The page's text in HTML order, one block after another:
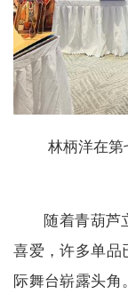
林柄洋在第
随着青葫芦
喜爱，许多单品
际舞台崭露头